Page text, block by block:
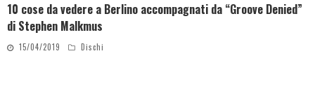
10 cose da vedere a Berlino accompagnati da “Groove Denied”
di Stephen Malkmus
15/04/2019 Dischi